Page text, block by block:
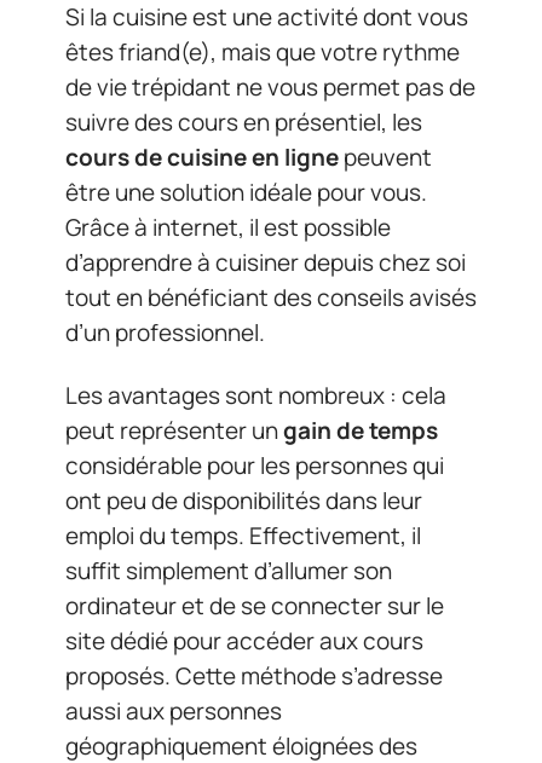
Si la cuisine est une activité dont vous
êtes friand(e), mais que votre rythme
de vie trépidant ne vous permet pas de
suivre des cours en présentiel, les
cours de cuisine en lignepeuvent
être une solution idéale pour vous.
Grâce à internet, il est possible
d’apprendre à cuisiner depuis chez soi
tout en bénéficiant des conseils avisés
d’un professionnel.
Les avantages sont nombreux : cela
peut représenter ungain de temps
considérable pour les personnes qui
ont peu de disponibilités dans leur
emploi du temps. Effectivement, il
suffit simplement d’allumer son
ordinateur et de se connecter sur le
site dédié pour accéder aux cours
proposés. Cette méthode s’adresse
aussi aux personnes
géographiquement éloignées des